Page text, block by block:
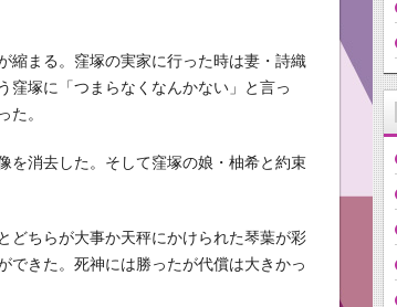
縮まる。窪塚の実家に行った時は妻・詩織
窪塚に「つまらなくなんかない」と言っ
た。
を消去した。そして窪塚の娘・柚希と約束
どちらが大事か天秤にかけられた琴葉が彩
できた。死神には勝ったが代償は大きかっ